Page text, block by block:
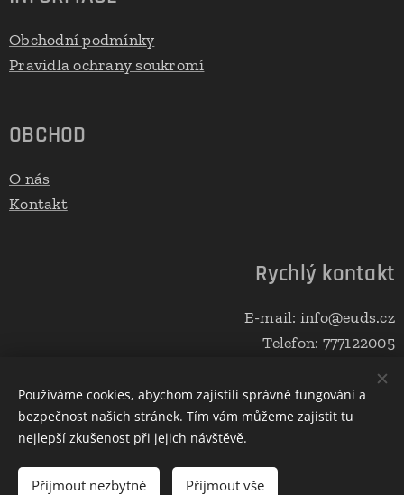
Do košíku
Obchodní podmínky
Pravidla ochrany soukromí
OBCHOD
O nás
Kontakt
Rychlý kontakt
E-mail: info@euds.cz
Telefon: 777122005
Vytvořeno službouWebnode Cookies
Používáme cookies, abychom zajistili správné fungování a
bezpečnost našich stránek. Tím vám můžeme zajistit tu
nejlepší zkušenost při jejich návštěvě.
Přijmout nezbytné Přijmout vše